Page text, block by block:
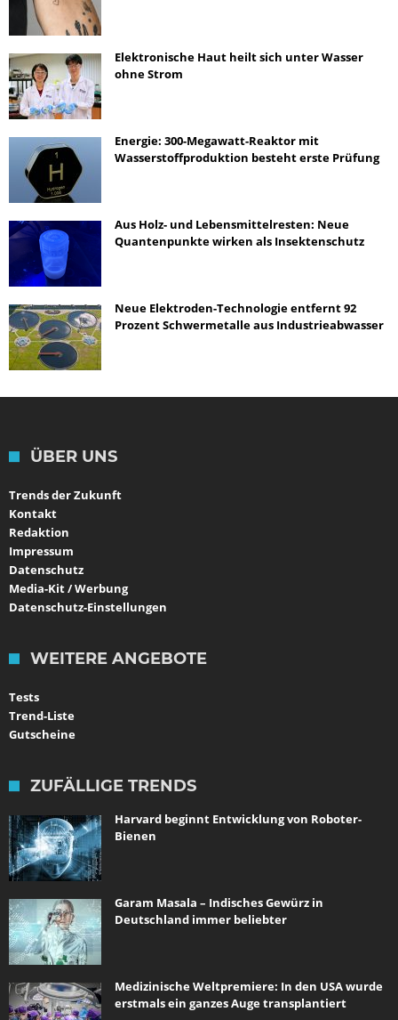
Elektronische Haut heilt sich unter Wasser
ohne Strom
Energie: 300-Megawatt-Reaktor mit
Wasserstoffproduktion besteht erste Prüfung
Aus Holz- und Lebensmittelresten: Neue
Quantenpunkte wirken als Insektenschutz
Neue Elektroden-Technologie entfernt 92
Prozent Schwermetalle aus Industrieabwasser
ÜBER UNS
Trends der Zukunft
Kontakt
Redaktion
Impressum
Datenschutz
Media-Kit / Werbung
Datenschutz-Einstellungen
WEITERE ANGEBOTE
Tests
Trend-Liste
Gutscheine
ZUFÄLLIGE TRENDS
Harvard beginnt Entwicklung von Roboter-
Bienen
Garam Masala – Indisches Gewürz in
Deutschland immer beliebter
Medizinische Weltpremiere: In den USA wurde
erstmals ein ganzes Auge transplantiert